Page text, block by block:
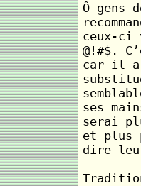
Ô gens
ceux-ci
@!#$.
car il a
ses
serai
et plus
dire